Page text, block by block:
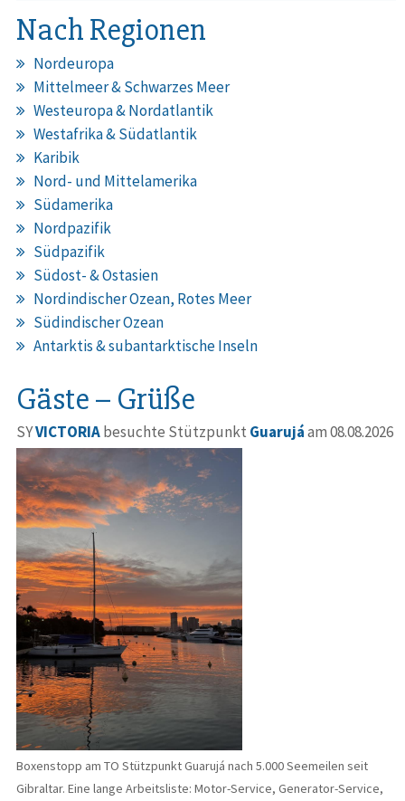
Nach Regionen
Nordeuropa
Mittelmeer & Schwarzes Meer
Westeuropa & Nordatlantik
Westafrika & Südatlantik
Karibik
Nord- und Mittelamerika
Südamerika
Nordpazifik
Südpazifik
Südost- & Ostasien
Nordindischer Ozean, Rotes Meer
Südindischer Ozean
Antarktis & subantarktische Inseln
Gäste – Grüße
SYVICTORIAbesuchte Stützpunkt Guarujáam 08.08.2026
Boxenstopp am TO Stützpunkt Guarujá nach 5.000 Seemeilen seit
Gibraltar. Eine lange Arbeitsliste: Motor-Service, Generator-Service,